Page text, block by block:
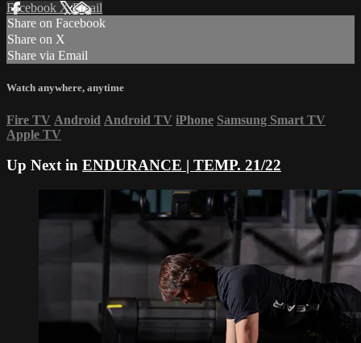
Facebook XEmail
Share on Facebook
Share on X
Share via Email
Watch anywhere, anytime
Fire TV Android Android TV iPhone Samsung Smart TV
Apple TV
Up Next in ENDURANCE | TEMP. 21/22